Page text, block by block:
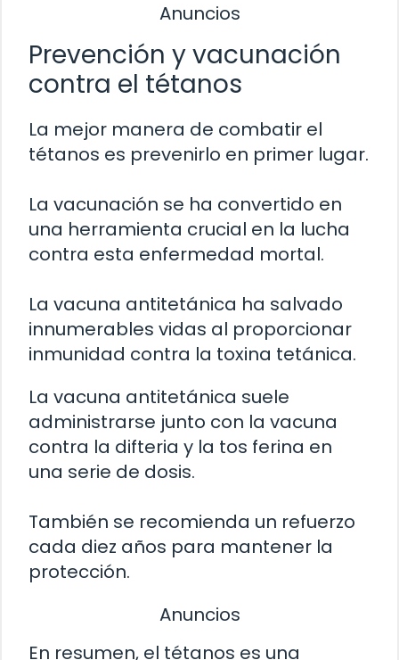
Anuncios
Prevención y vacunación
contra el tétanos
La mejor manera de combatir el
tétanos es prevenirlo en primer lugar.
La vacunación se ha convertido en
una herramienta crucial en la lucha
contra esta enfermedad mortal.
La vacuna antitetánica ha salvado
innumerables vidas al proporcionar
inmunidad contra la toxina tetánica.
La vacuna antitetánica suele
administrarse junto con la vacuna
contra la difteria y la tos ferina en
una serie de dosis.
También se recomienda un refuerzo
cada diez años para mantener la
protección.
Anuncios
En resumen, el tétanos es una